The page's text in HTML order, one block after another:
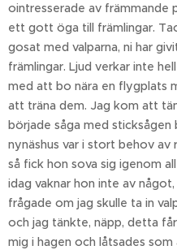
ointresserade av främmande
ett gott öga till främlingar.
gosat med valparna, ni har
främlingar. Ljud verkar inte
med att bo nära en flygplats
att träna dem. Jag kom att
började såga med sticksågen
nynäshus var i stort behov
så fick hon sova sig igenom
idag vaknar hon inte av
frågade om jag skulle ta in
och jag tänkte, näpp, detta
mig i hagen och låtsades